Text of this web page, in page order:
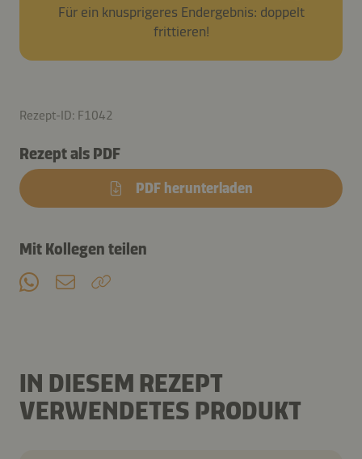
Für ein knusprigeres Endergebnis: doppelt
frittieren!
Rezept-ID: F1042
Rezept als PDF
PDF herunterladen
Mit Kollegen teilen
IN DIESEM REZEPT
VERWENDETES PRODUKT